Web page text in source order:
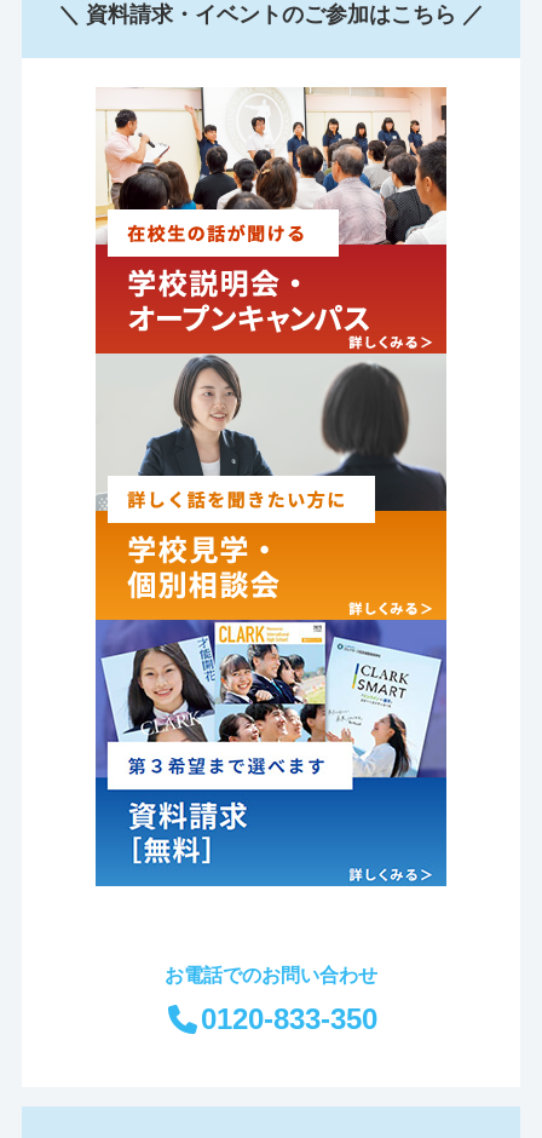
＼ 資料請求・イベントのご参加はこちら ／
お電話でのお問い合わせ
0120-833-350